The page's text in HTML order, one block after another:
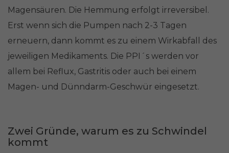
Magensäuren. Die Hemmung erfolgt irreversibel.
Erst wenn sich die Pumpen nach 2-3 Tagen
erneuern, dann kommt es zu einem Wirkabfall des
jeweiligen Medikaments. Die PPI´s werden vor
allem bei Reflux, Gastritis oder auch bei einem
Magen- und Dünndarm-Geschwür eingesetzt.
Zwei Gründe, warum es zu Schwindel
kommt